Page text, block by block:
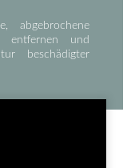
entfernen und
beschädigter